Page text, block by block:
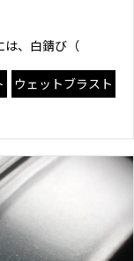
は、白錆び（
ウェットブラスト